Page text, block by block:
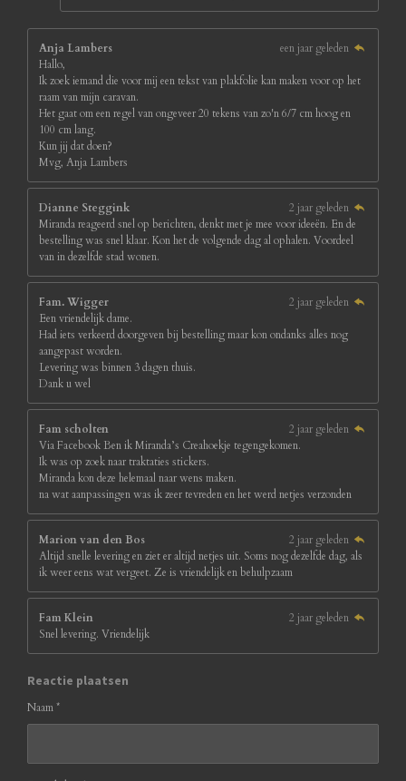
Anja Lambers
een jaar geleden
Hallo,
Ik zoek iemand die voor mij een tekst van plakfolie kan maken voor op het
raam van mijn caravan.
Het gaat om een regel van ongeveer 20 tekens van zo'n 6/7 cm hoog en
100 cm lang.
Kun jij dat doen?
Mvg, Anja Lambers
Dianne Steggink
2 jaar geleden
Miranda reageerd snel op berichten, denkt met je mee voor ideeën. En de
bestelling was snel klaar. Kon het de volgende dag al ophalen. Voordeel
van in dezelfde stad wonen.
Fam. Wigger
2 jaar geleden
Een vriendelijk dame.
Had iets verkeerd doorgeven bij bestelling maar kon ondanks alles nog
aangepast worden.
Levering was binnen 3 dagen thuis.
Dank u wel
Fam scholten
2 jaar geleden
Via Facebook Ben ik Miranda’s Creahoekje tegengekomen.
Ik was op zoek naar traktaties stickers.
Miranda kon deze helemaal naar wens maken.
na wat aanpassingen was ik zeer tevreden en het werd netjes verzonden
Marion van den Bos
2 jaar geleden
Altijd snelle levering en ziet er altijd netjes uit. Soms nog dezelfde dag, als
ik weer eens wat vergeet. Ze is vriendelijk en behulpzaam
Fam Klein
2 jaar geleden
Snel levering. Vriendelijk
Reactie plaatsen
Naam *